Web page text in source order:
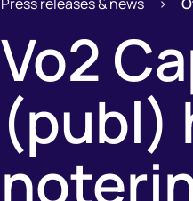
Vo2
(publ)